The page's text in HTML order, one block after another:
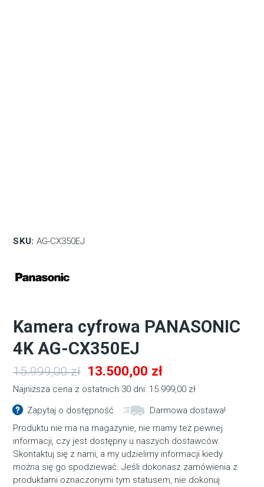
SKU: AG-CX350EJ
Kamera cyfrowa PANASONIC
4K AG-CX350EJ
15.999,00zł Pierwotna
cena
wynosiła:
15.999,00 zł.
13.500,00 złAktualna
cena
wynosi:
13.500,00 zł.
Najniższa cena z ostatnich 30 dni: 15.999,00 zł
Zapytaj o dostępność
Darmowa dostawa!
Produktu nie ma na magazynie, nie mamy też pewnej
informacji, czy jest dostępny u naszych dostawców.
Skontaktuj się z nami, a my udzielimy informacji kiedy
można się go spodziewać. Jeśli dokonasz zamówienia z
produktami oznaczonymi tym statusem, nie dokonuj